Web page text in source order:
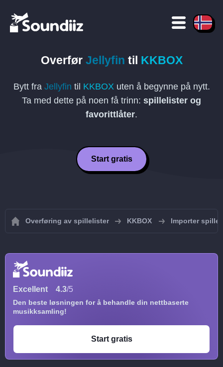
Overfør Jellyfin til KKBOX
Bytt fra Jellyfin til KKBOXuten å begynne på nytt.
Ta med dette på noen få trinn: spillelister og
favorittlåter.
Start gratis
Overføring av spillelister KKBOX Importer
Excellent 4.3/5
Den beste løsningen for å behandle din nettbaserte
musikksamling!
Start gratis